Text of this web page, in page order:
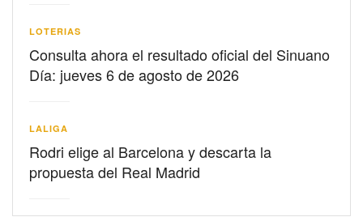
LOTERIAS
Consulta ahora el resultado oficial del Sinuano
Día: jueves 6 de agosto de 2026
LALIGA
Rodri elige al Barcelona y descarta la
propuesta del Real Madrid